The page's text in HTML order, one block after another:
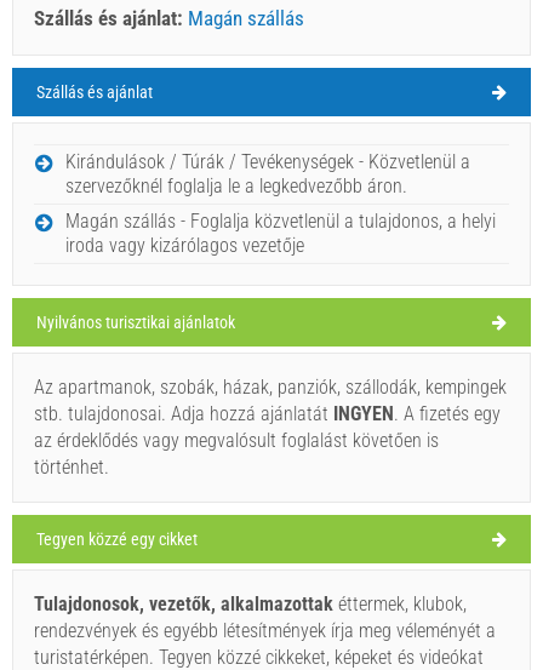
Szállás és ajánlat: Magán szállás
Dugi otok sziget Időjárás
VASÁRNAP
Horvátország Dugi otok sziget
SALI
27°C
hétfő, 28°C clear sky
kedd,
2026. 08. 11. 28°C clear sky
Turistatérkép
Konoba Martina (Étterem) Zaglav
Address:Zaglav 23 Tel:385992061606
E-mail:matija.ramov@gmail.com WORKING HOURS
Szállás és ajánlat
Kirándulások / Túrák / Tevékenységek - Közvetlenül a
szervezőknél foglalja le a legkedvezőbb áron.
Magán szállás - Foglalja közvetlenül a tulajdonos, a helyi
iroda vagy kizárólagos vezetője
Nyilvános turisztikai ajánlatok
Az apartmanok, szobák, házak, panziók, szállodák, kempingek
stb. tulajdonosai. Adja hozzá ajánlatát INGYEN. A fizetés egy
az érdeklődés vagy megvalósult foglalást követően is
történhet.
Tegyen közzé egy cikket
Tulajdonosok, vezetők, alkalmazottak éttermek, klubok,
rendezvények és egyébb létesítmények írja meg véleményét a
turistatérképen. Tegyen közzé cikkeket, képeket és videókat